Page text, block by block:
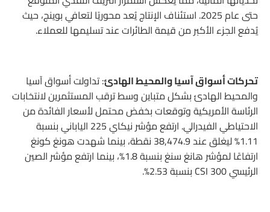
حتى عام 2025. استئناف الإنتاج يُعد محوريًا لتعافي بوينج، حيث
يُدفع الجزء الأكبر من قيمة الطائرات عند تسليمها للعملاء.
تحركات أسواق آسيا والمحيط الهادئ: تداولت أسواق آسيا
والمحيط الهادئ بشكل متباين وسط ترقب المستثمرين لانتخابات
الرئاسة الأمريكية وتوقعات بخفض محتمل لأسعار الفائدة من
الاحتياطي الفيدرالي. ارتفع مؤشر نيكاي 225 الياباني بنسبة
1.11% ليغلق عند 38,474.9 نقطة، بينما شهدت هونغ كونغ
ارتفاعًا لمؤشر هانغ سنغ بنسبة 1.8%، بينما ارتفع مؤشر الصين
الرئيسي CSI 300 بنسبة 2.53%.